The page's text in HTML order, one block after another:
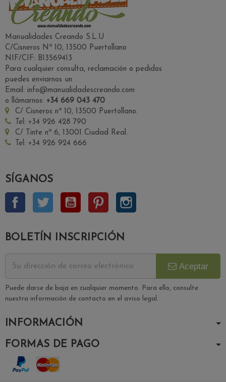
Manualidades Creando S.L.U
C/Cisneros Nº 10, 13500 Puertollano
NIF/CIF: B13569413
Para cualquier consulta, reclamación o pedidos
puedes enviarnos un
Email: info@manualidadescreando.com
o llámarnos: +34 669 043 470
C/ Cisneros nº 10, 13500 Puertollano.
Tel: +34 926 428 790
C/ Tinte nº 6, 13001 Ciudad Real.
Tel: +34 926 924 666
SÍGANOS
Facebook Twitter YouTube Pinterest
BOLETÍN INSCRIPCIÓN
Aceptar
Puede darse de baja en cualquier momento. Para ello, consulte
nuestra información de contacto en el aviso legal.
INFORMACIÓN
FORMAS DE PAGO